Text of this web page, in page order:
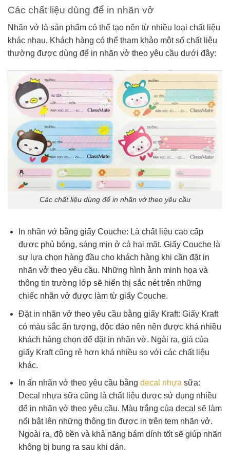
Các chất liệu dùng để in nhãn vở
Nhãn vở là sản phẩm có thể tạo nên từ nhiều loại chất liệu
khác nhau. Khách hàng có thể tham khảo một số chất liệu
thường được dùng để in nhãn vở theo yêu cầu dưới đây:
Các chất liệu dùng để in nhãn vở theo yêu cầu
In nhãn vở bằng giấy Couche: Là chất liệu cao cấp
được phủ bóng, sáng mịn ở cả hai mặt. Giấy Couche là
sự lựa chọn hàng đầu cho khách hàng khi cần đặt in
nhãn vở theo yêu cầu. Những hình ảnh minh họa và
thông tin trường lớp sẽ hiển thị sắc nét trên những
chiếc nhãn vở được làm từ giấy Couche.
Đặt in nhãn vở theo yêu cầu bằng giấy Kraft: Giấy Kraft
có màu sắc ấn tượng, độc đáo nên nên được khá nhiều
khách hàng chọn để đặt in nhãn vở. Ngài ra, giá của
giấy Kraft cũng rẻ hơn khá nhiều so với các chất liệu
khác.
In ấn nhãn vở theo yêu cầu bằng decal nhựa sữa:
Decal nhựa sữa cũng là chất liệu được sử dụng nhiều
để in nhãn vở theo yêu cầu. Màu trắng của decal sẽ làm
nổi bật lên những thông tin được in trên tem nhãn vở.
Ngoài ra, độ bền và khả năng bám dính tốt sẽ giúp nhãn
không bị bung ra sau khi dán.